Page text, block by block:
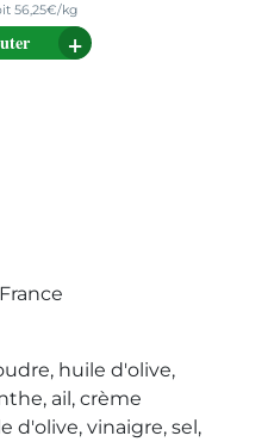
56,25€/kg
huile d'olive,
ail, crème
d'olive, vinaigre, sel,